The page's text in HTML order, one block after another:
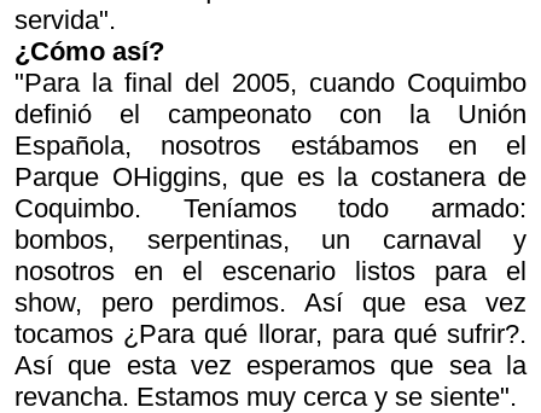
servida".
¿Cómo así?
"Para la final del 2005, cuando Coquimbo
definió el campeonato con la Unión
Española, nosotros estábamos en el
Parque OHiggins, que es la costanera de
Coquimbo. Teníamos todo armado:
bombos, serpentinas, un carnaval y
nosotros en el escenario listos para el
show, pero perdimos. Así que esa vez
tocamos ¿Para qué llorar, para qué sufrir?.
Así que esta vez esperamos que sea la
revancha. Estamos muy cerca y se siente".